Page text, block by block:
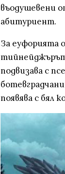
въодушевени
абитуриент.
За еуфорията
тийнейджърът
подвизава с
появява с бял